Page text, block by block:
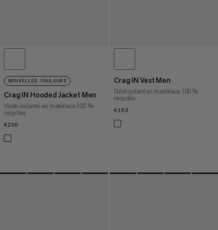
NOUVELLES COULEURS
Crag IN Hooded Jacket Men
Veste isolante en matériaux 100 %
recyclés
€200
Crag IN Vest Men
Gilet isolant en matériaux 100 %
recyclés
€150